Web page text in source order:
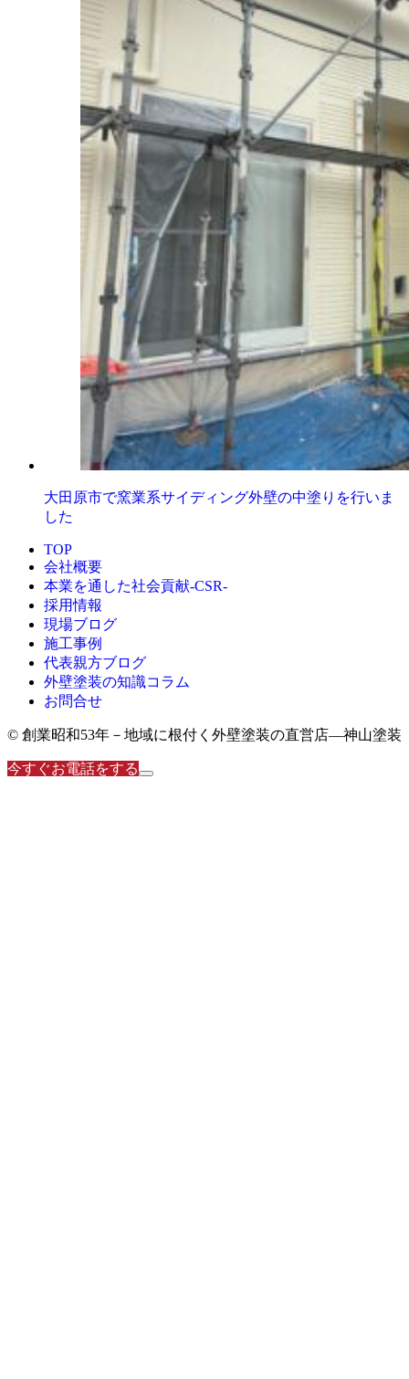
大田原市で窯業系サイディング外壁の中塗りを行いま
した
TOP
会社概要
本業を通した社会貢献-CSR-
採用情報
現場ブログ
施工事例
代表親方ブログ
外壁塗装の知識コラム
お問合せ
© 創業昭和53年－地域に根付く外壁塗装の直営店―神山塗装
今すぐお電話をする